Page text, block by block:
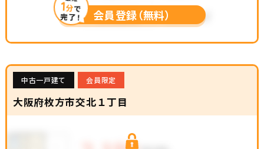
1分で
完了！ 会員登録（無料）
中古一戸建て 会員限定
大阪府枚方市交北１丁目